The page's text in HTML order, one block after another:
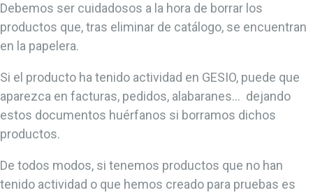
Debemos ser cuidadosos a la hora de borrar los
productos que, tras eliminar de catálogo, se encuentran
en la papelera.
Si el producto ha tenido actividad en GESIO, puede que
aparezca en facturas, pedidos, alabaranes... dejando
estos documentos huérfanos si borramos dichos
productos.
De todos modos, si tenemos productos que no han
tenido actividad o que hemos creado para pruebas es